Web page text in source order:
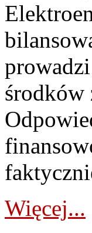
środków
Więcej...